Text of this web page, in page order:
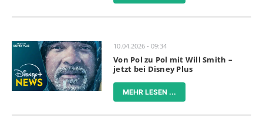
10.04.2026 - 09:34
Von Pol zu Pol mit Will Smith –
jetzt bei Disney Plus
MEHR LESEN ...